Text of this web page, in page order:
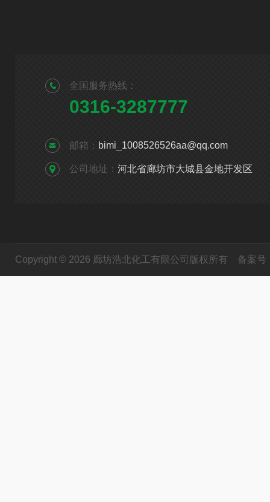
全国服务热线：
0316-3287777
邮箱： bimi_1008526526aa@qq.com
公司地址： 河北省廊坊市大城县金地开发区
Copyright © 2026 廊坊浩北化工有限公司版权所有 备案号